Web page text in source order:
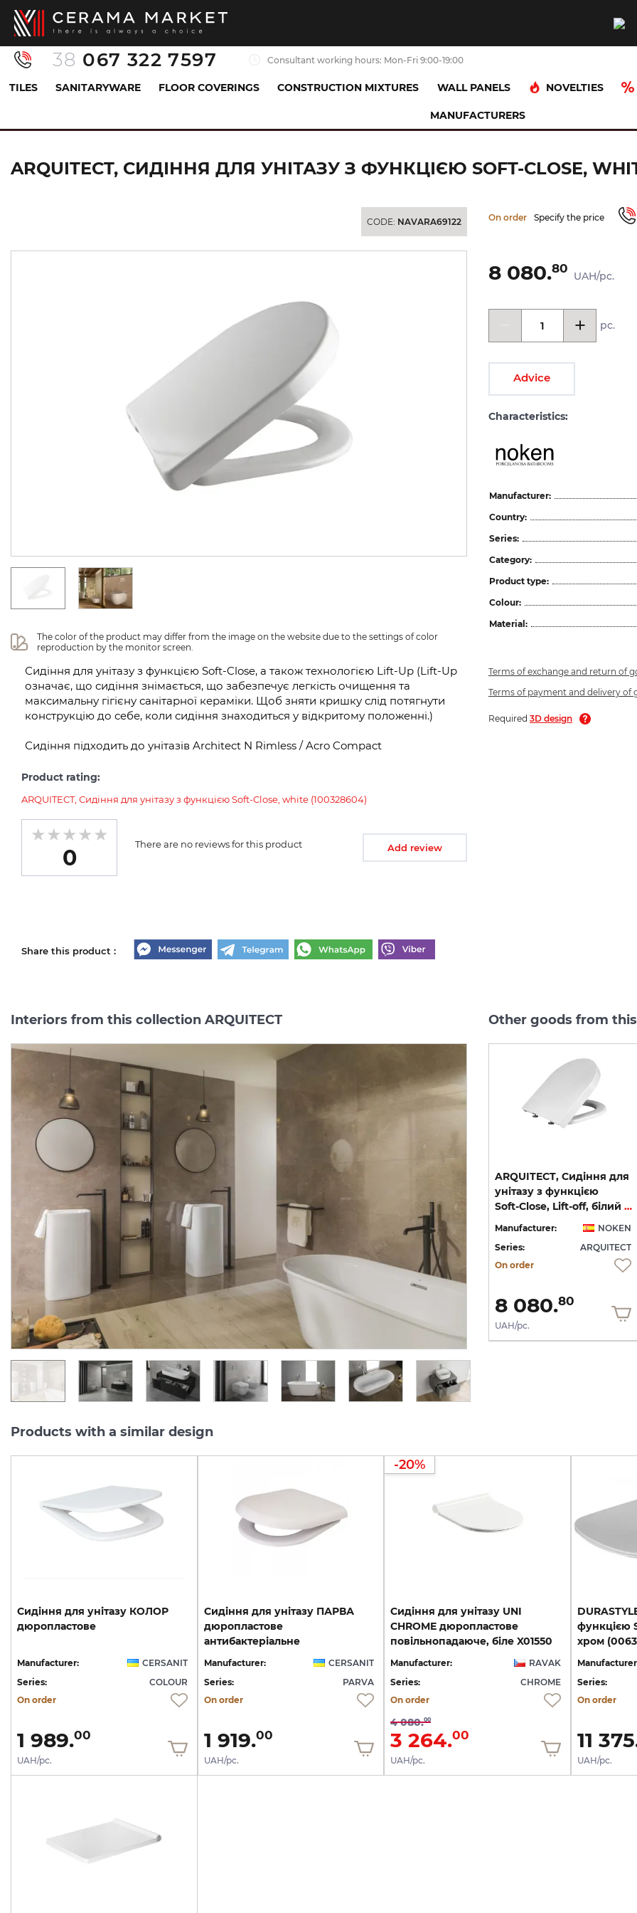
38 067 322 7597 Consultant working hours: Mon-Fri 9:00-19:00
TILES SANITARYWARE FLOOR COVERINGS CONSTRUCTION MIXTURES WALL PANELS NOVELTIES
MANUFACTURERS
ARQUITECT, Сидіння для унітазу з функцією Soft-Close, white (100328604)
ARQUITECT, СИДІННЯ ДЛЯ УНІТАЗУ З ФУНКЦІЄЮ SOFT-CLOSE,
CODE: NAVARA69122
The color of the product may differ from the image on the website due to the settings of color
reproduction by the monitor screen.
Сидіння для унітазу з функцією Soft-Close, а також технологією Lift-Up (Lift-Up
означає, що сидіння знімається, що забезпечує легкість очищення та
максимальну гігієну санітарної кераміки. Щоб зняти кришку слід потягнути
конструкцію до себе, коли сидіння знаходиться у відкритому положенні.)
Сидіння підходить до унітазів Architect N Rimless / Acro Compact
On order Specify the price
8 080.80
UAH/pc.
pc.
Advice
Characteristics:
Manufacturer:
Country:
Series:
Category:
Product type:
Colour:
Material:
Terms of exchange and return of
Terms of payment and delivery of
Required 3D design
Product rating:
ARQUITECT, Сидіння для унітазу з функцією Soft-Close, white (100328604)
0
There are no reviews for this product Add review
Share this product :
Interiors from this collection ARQUITECT Other goods from
ARQUITECT, Сидіння для
унітазу з функцією
Soft-Close, Slim, matt white (100347804)
Manufacturer:
NOKEN
ARQUITECT
13 778.
UAH/pc.
ARQUITECT, Біде
підвісне, black matt
(100368845)
Manufacturer:
NOKEN
ARQUITECT
On order
24 656.
NOKEN
ARQUITECT
Quantity of goods is
27 195.
ARQUITECT, Сидіння для
унітазу з функцією
Soft-Close, Lift-off, білий (100122004)
Manufacturer:
NOKEN
Series:
ARQUITECT
On order
8 080.80
UAH/pc.
Products with a similar design
Сидіння для унітазу КОЛОР
дюропластове
Manufacturer:
CERSANIT
Series:
COLOUR
On order
1 989.00
UAH/pc.
Сидіння для унітазу ПАРВА
дюропластове
антибактеріальне
Manufacturer:
CERSANIT
Series:
PARVA
On order
1 919.00
UAH/pc.
-20%
Сидіння для унітазу UNI
CHROME дюропластове
повільнопадаюче, біле X01550
Manufacturer:
RAVAK
Series:
CHROME
On order
4 080.00
3 264.00
UAH/pc.
функцією
хром
Series:
On order
11
UAH/pc.